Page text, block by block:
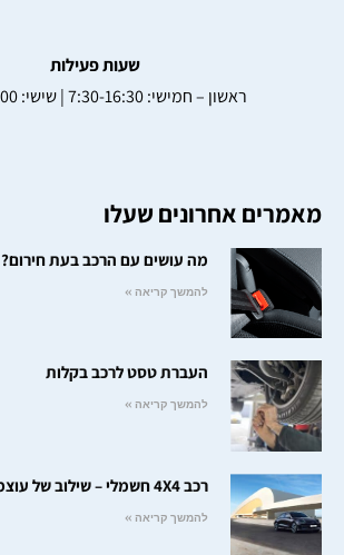
שעות פעילות
ראשון – חמישי: 7:30-16:30 | שישי: 7:30-13:00
מאמרים אחרונים שעלו
מה עושים עם הרכב בעת חירום?
להמשך קריאה »
העברת טסט לרכב בקלות
להמשך קריאה »
רכב 4X4 חשמלי – שילוב של עוצמה, בטיחות וחדשנות
להמשך קריאה »